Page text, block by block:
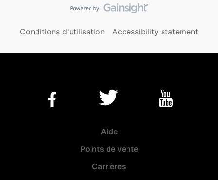
Conditions d'utilisation Accessibility statement
Aide
Points de vente
Carrières